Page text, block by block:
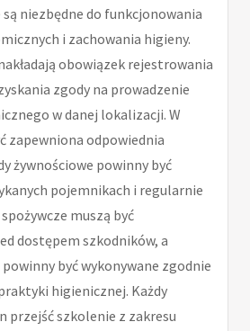
niezbędne do funkcjonowania
i zachowania higieny.
obowiązek rejestrowania
zgody na prowadzenie
w danej lokalizacji. W
zapewniona odpowiednia
żywnościowe powinny być
pojemnikach i regularnie
muszą być
dostępem szkodników, a
być wykonywane zgodnie
higienicznej. Każdy
przejść szkolenie z zakresu